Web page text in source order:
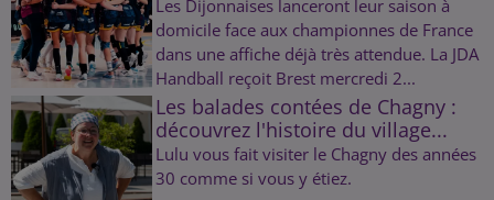
Les Dijonnaises lanceront leur saison à
domicile face aux championnes de France
dans une affiche déjà très attendue. La JDA
Handball reçoit Brest mercredi 2...
Les balades contées de Chagny :
découvrez l'histoire du village...
Lulu vous fait visiter le Chagny des années
30 comme si vous y étiez.